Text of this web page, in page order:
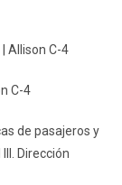
| Allison C-4
C-4
de pasajeros y
Dirección